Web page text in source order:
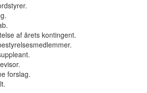
af årets kontingent.
forslag.